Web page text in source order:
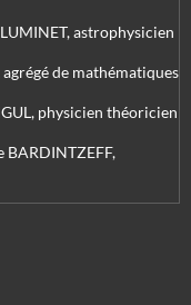
astrophysicien
de mathématiques
physicien théoricien
BARDINTZEFF,